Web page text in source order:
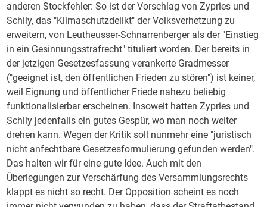
anderen Stockfehler: So ist der Vorschlag von Zypries und
Schily, das "Klimaschutzdelikt" der Volksverhetzung zu
erweitern, von Leutheusser-Schnarrenberger als der "Einstieg
in ein Gesinnungsstrafrecht" tituliert worden. Der bereits in
der jetzigen Gesetzesfassung verankerte Gradmesser
("geeignet ist, den öffentlichen Frieden zu stören") ist keiner,
weil Eignung und öffentlicher Friede nahezu beliebig
funktionalisierbar erscheinen. Insoweit hatten Zypries und
Schily jedenfalls ein gutes Gespür, wo man noch weiter
drehen kann. Wegen der Kritik soll nunmehr eine "juristisch
nicht anfechtbare Gesetzesformulierung gefunden werden".
Das halten wir für eine gute Idee. Auch mit den
Überlegungen zur Verschärfung des Versammlungsrechts
klappt es nicht so recht. Der Opposition scheint es noch